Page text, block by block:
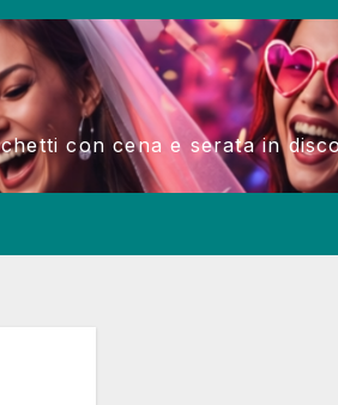
con cena e serata in